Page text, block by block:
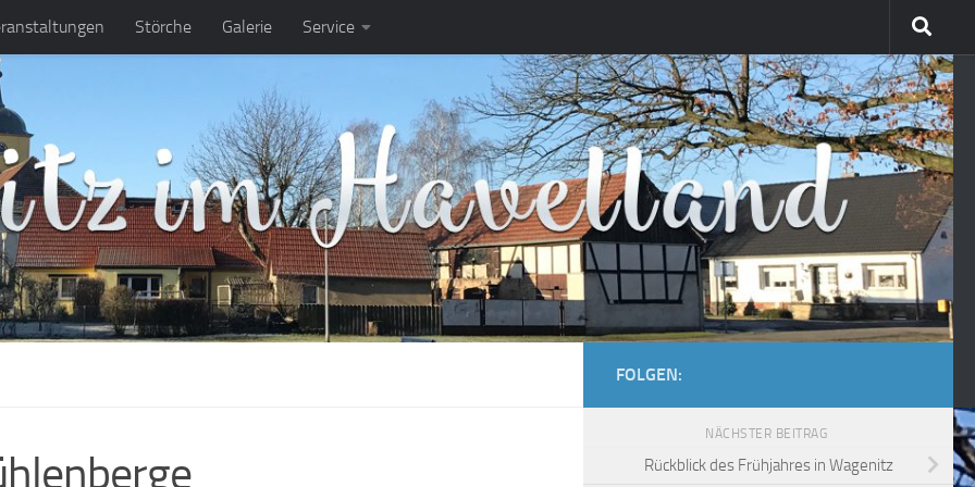
Störche Galerie Service
FOLGEN:
NÄCHSTER BEITRAG
Rückblick des Frühjahres in Wagenitz